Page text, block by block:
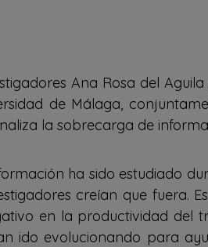
Ana Rosa del
de Málaga,
la sobrecarga de
ha sido estudiado
creían que fuera.
en la productividad del
ido evolucionando para